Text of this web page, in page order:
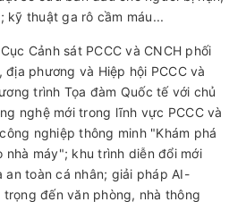
kỹ thuật ga rô cầm máu...
Cảnh sát PCCC và CNCH phối
phương và Hiệp hội PCCC và
trình Tọa đàm Quốc tế với chủ
nghệ mới trong lĩnh vực PCCC và
nghiệp thông minh "Khám phá
nhà máy"; khu trình diễn đổi mới
an toàn cá nhân; giải pháp AI-
đến văn phòng, nhà thông